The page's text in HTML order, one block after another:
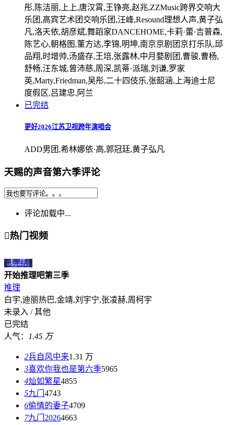
彤,陈洁丽,上上,唐汉霄,王铮亮,赵兆,ZZMusic跨界交响大
乐团,高宾艺术团交响乐团,汪峰,Resound理想人声,黄子弘
凡,洛天依,胡彦斌,舞蹈家DANCEHOME,卡莉·蕾·吉普森,
陈艺心,朝格图,董方达,李锦,明坤,南京京剧团京打乐队,邱
品翔,时增帅,汤盛存,王培,张露林,中月婺剧团,曹骏,曹杨,
舒畅,汪东城,曾沛慈,周深,凯蒂·派瑞,刘谦,罗家
英,Marty,Friedman,吴彤,二十四伎乐,张韶涵,上海迪士尼
度假区,吕建忠,阿兰
已完结
更好2026江苏卫视跨年演唱会
ADD男团,希林娜依·高,郭冠廷,黄子弘凡
天赐的声音第六季评论
评论加载中...
热门视频
已完结1
开始推理吧第三季
推理
白宇,迪丽热巴,金靖,刘宇宁,张凌赫,周柯宇
未录入 / 其他
已完结
人气：
1.45 万
2兵自风中来1.31 万
3喜欢你我也是第六季5965
4灿如繁星4855
5九门 4743
6偷情的妻子4709
7九门20264663